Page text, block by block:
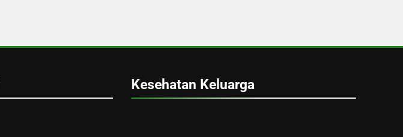
Kesehatan Keluarga